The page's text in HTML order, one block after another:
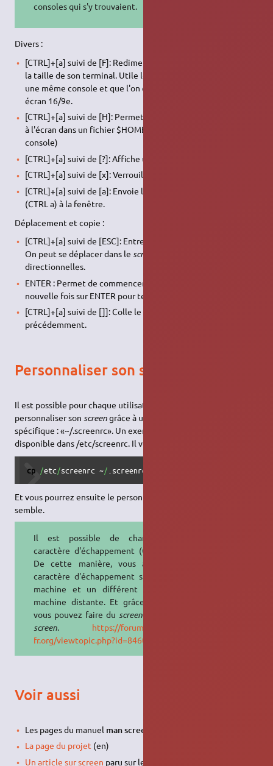
consoles qui s'y trouvaient.
Divers :
[CTRL]+[a] suivi de [F]: Redimensionnement de la fenêtre à
la taille de son terminal. Utile lorsque l'on est plusieurs sur
une même console et que l'on enrage de ne pas avoir un
écran 16/9e.
[CTRL]+[a] suivi de [H]: Permet de logguer tout ce qui passe
à l'écran dans un fichier $HOME/screenlog.XX (XX : no de la
console)
[CTRL]+[a] suivi de [?]: Affiche une petite aide
[CTRL]+[a] suivi de [x]: Verrouille la session
[CTRL]+[a] suivi de [a]: Envoie le caractère de commande
(CTRL a) à la fenêtre.
Déplacement et copie :
[CTRL]+[a] suivi de [ESC]: Entre en mode copie/scrollback.
On peut se déplacer dans le screen
directionnelles.
ENTER : Permet de commencer une sélection. Appuyer une
nouvelle fois sur ENTER pour terminer la sélection.
[CTRL]+[a] suivi de []]: Colle le contenu sélectionné
précédemment.
Personnaliser son screen
Il est possible pour chaque utilisateur du système de
personnaliser son screengrâce à un fichier de configuration
spécifique : «~/.screenrc». Un exemple d'un tel fichier est
disponible dans /etc/screenrc. Il vous suffit de faire :
cp /etc/screenrc ~/ .screenrc
Et vous pourrez ensuite le personnaliser comme bon vous
semble.
Il est possible de changer le
caractère d'échappement (CTRL+a).
De cette manière, vous avez un
caractère d'échappement sur votre
machine et un différent sur une
machine distante. Et grâce à cela,
vous pouvez faire du screendans un
screen. https://forum.ubuntu-
fr.org/viewtopic.php?id=846021
Voir aussi
Les pages du manuel man screen
La page du projet (en)
Un article sur screen paru sur le Planet de l'